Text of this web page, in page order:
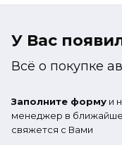
У Вас
Всё о покупке
Заполните форму и
менеджер в
свяжется с Вами